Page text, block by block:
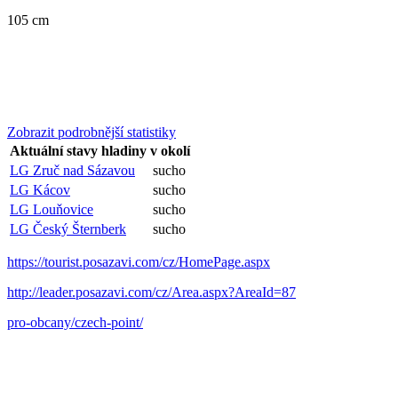
105 cm
Zobrazit podrobnější statistiky
Aktuální stavy hladiny v okolí
LG Zruč nad Sázavou
sucho
LG Kácov
sucho
LG Louňovice
sucho
LG Český Šternberk
sucho
https://tourist.posazavi.com/cz/HomePage.aspx
http://leader.posazavi.com/cz/Area.aspx?AreaId=87
pro-obcany/czech-point/